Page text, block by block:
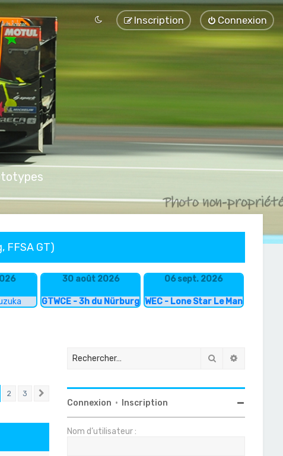
Connexion
Inscription
FFSA GT)
30 août 2026
GTWCE - 3h du Nürburgring
06 sept. 2026
WEC - Lone Star Le Mans
2 3
Rechercher
Connexion • Inscription
Nom d’utilisateur :